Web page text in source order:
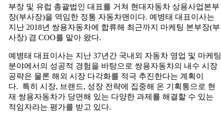
부장 및 유럽 총괄법인 대표를 거쳐 현대자동차 상용사업본부
장(부사장)을 역임한 정통 자동차맨이다. 예병태 대표이사는
지난 2018년 쌍용자동차에 합류해 최근까지 마케팅 본부장(부
사장) 겸 COO를 맡아 왔다.
예병태 대표이사는 지난 37년간 국내외 자동차 영업 및 마케팅
분야에서의 성공적 경험을 바탕으로 쌍용자동차의 내수 시장
공략은 물론 해외 시장 다각화를 적극 추진한다는 계획이
다. 특히 시장, 브랜드, 성장 전략에 집중해 온 기획통으로 현
재 쌍용자동차가 당면해 있는 다양한 과제를 해결할 수 있는
적임자라는 평가를 받고 있다.